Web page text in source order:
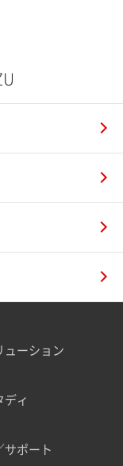
ューション
ディ
サポート